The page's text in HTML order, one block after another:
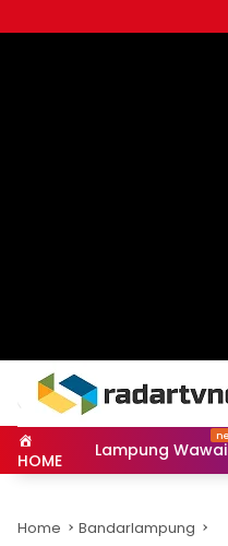
to
HOME Lampung Wawai
Home Bandarlampung